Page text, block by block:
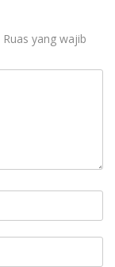
Ruas yang wajib